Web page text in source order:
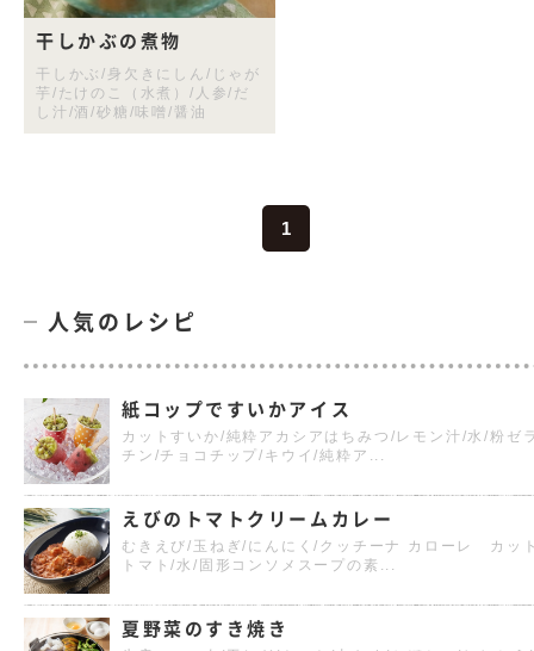
干しかぶの煮物
干しかぶ/身欠きにしん/じゃが
芋/たけのこ（水煮）/人参/だ
し汁/酒/砂糖/味噌/醤油
1
人気のレシピ
紙コップですいかアイス
カットすいか/純粋アカシアはちみつ/レモン汁/水/粉ゼ
チン/チョコチップ/キウイ/純粋ア...
えびのトマトクリームカレー
むきえび/玉ねぎ/にんにく/クッチーナ カローレ カッ
トマト/水/固形コンソメスープの素...
夏野菜のすき焼き